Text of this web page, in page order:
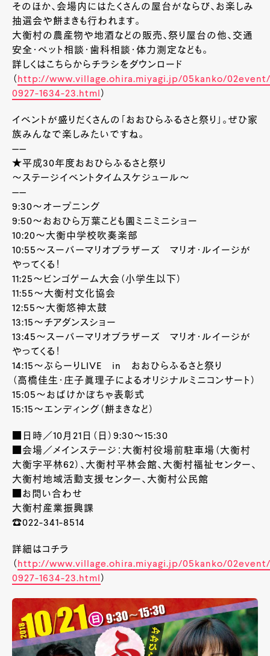
そのほか、会場内にはたくさんの屋台がならび、お楽しみ
抽選会や餅まきも行われます。
大衡村の農産物や地酒などの販売、祭り屋台の他、交通
安全・ペット相談・歯科相談・体力測定なども。
詳しくはこちらからチラシをダウンロード
（ http://www.village.ohira.miyagi.jp/05kanko/02event/
0927-1634-23.html ）
イベントが盛りだくさんの「おおひらふるさと祭り」。ぜひ家
族みんなで楽しみたいですね。
——
★平成30年度おおひらふるさと祭り
～ステージイベントタイムスケジュール～
——
9:30～オープニング
9:50～おおひら万葉こども園ミニミニショー
10:20～大衡中学校吹奏楽部
10:55～スーパーマリオブラザーズ マリオ・ルイージが
やってくる！
11:25～ビンゴゲーム大会（小学生以下）
11:55～大衡村文化協会
12:55～大衡悠神太鼓
13:15～チアダンスショー
13:45～スーパーマリオブラザーズ マリオ・ルイージが
やってくる！
14:15～ぶらーりLIVE in おおひらふるさと祭り
（高橋佳生・庄子眞理子によるオリジナルミニコンサート）
15:05～おばけかぼちゃ表彰式
15:15～エンディング（餅まきなど）
■日時／10月21日（日）9:30～15:30
■会場／メインステージ：大衡村役場前駐車場（大衡村
大衡字平林62）、大衡村平林会館、大衡村福祉センター、
大衡村地域活動支援センター、大衡村公民館
■お問い合わせ
大衡村産業振興課
☎022-341-8514
詳細はコチラ
（ http://www.village.ohira.miyagi.jp/05kanko/02event/
0927-1634-23.html ）